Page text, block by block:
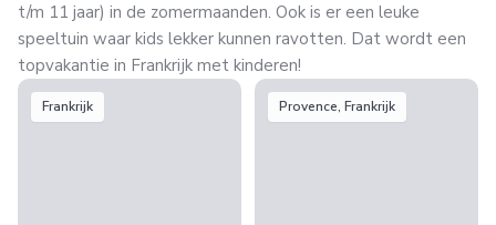
t/m 11 jaar) in de zomermaanden. Ook is er een leuke
speeltuin waar kids lekker kunnen ravotten. Dat wordt een
topvakantie in Frankrijk met kinderen!
Frankrijk Provence, Frankrijk